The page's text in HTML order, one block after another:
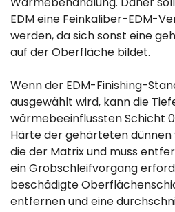
EDM eine Feinkaliber-EDM-
werden, da sich sonst eine
auf der Oberfläche bildet.
Wenn der EDM-Finishing-
ausgewählt wird, kann die
wärmebeeinflussten Schicht
Härte der gehärteten dünnen
die der Matrix und muss
ein Grobschleifvorgang
beschädigte
entfernen und eine